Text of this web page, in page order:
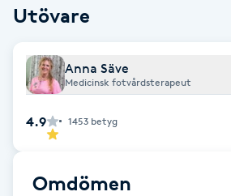
Celluliter
Coachning
Color correction
Cryoterapi
Utövare
Anna Säve
Medicinsk fotvårdsterapeut
4.9 1453 betyg
Omdömen